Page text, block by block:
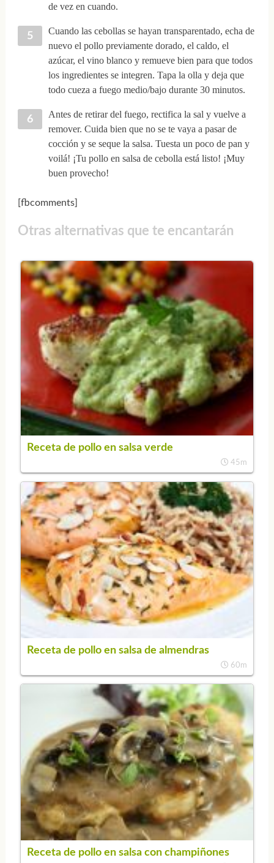
de vez en cuando.
Cuando las cebollas se hayan transparentado, echa de
nuevo el pollo previamente dorado, el caldo, el
azúcar, el vino blanco y remueve bien para que todos
los ingredientes se integren. Tapa la olla y deja que
todo cueza a fuego medio/bajo durante 30 minutos.
Antes de retirar del fuego, rectifica la sal y vuelve a
remover. Cuida bien que no se te vaya a pasar de
cocción y se seque la salsa. Tuesta un poco de pan y
voilá! ¡Tu pollo en salsa de cebolla está listo! ¡Muy
buen provecho!
[fbcomments]
Otras alternativas que te encantarán
Receta de pollo en salsa verde
45m
Receta de pollo en salsa de almendras
60m
Receta de pollo en salsa con champiñones